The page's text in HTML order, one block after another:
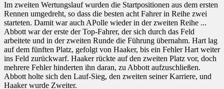
Im zweiten Wertungslauf wurden die Startpositionen aus dem ersten
Rennen umgedreht, so dass die besten acht Fahrer in Reihe zwei
starteten. Damit war auch APolle wieder in der zweiten Reihe ...
Abbott war der erste der Top-Fahrer, der sich durch das Feld
arbeitete und in der zweiten Runde die Führung übernahm. Hart lag
auf dem fünften Platz, gefolgt von Haaker, bis ein Fehler Hart weiter
ins Feld zurückwarf. Haaker rückte auf den zweiten Platz vor, doch
mehrere Fehler hinderten ihn daran, zu Abbott aufzuschließen.
Abbott holte sich den Lauf-Sieg, den zweiten seiner Karriere, und
Haaker wurde Zweiter.